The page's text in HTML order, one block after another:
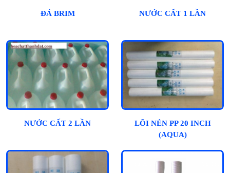
ĐÁ BRIM NƯỚC CẤT 1 LẦN
NƯỚC CẤT 2 LẦN
LÕI NÉN PP 20 INCH
(AQUA)